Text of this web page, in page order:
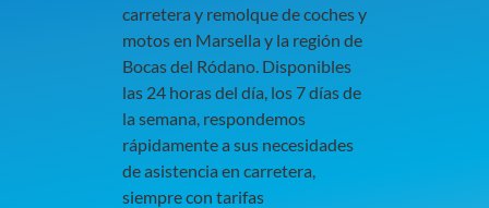
carretera y remolque de coches y
motos en Marsella y la región de
Bocas del Ródano. Disponibles
las 24 horas del día, los 7 días de
la semana, respondemos
rápidamente a sus necesidades
de asistencia en carretera,
siempre con tarifas